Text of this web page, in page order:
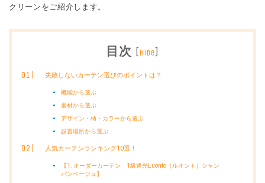
クリーンをご紹介します。
目次 [hide]
失敗しないカーテン選びのポイントは？
機能から選ぶ
素材から選ぶ
デザイン・柄・カラーから選ぶ
設置場所から選ぶ
人気カーテンランキング10選！
【1. オーダーカーテン 1級遮光Luonto（ルオント）シャン
パンベージュ】